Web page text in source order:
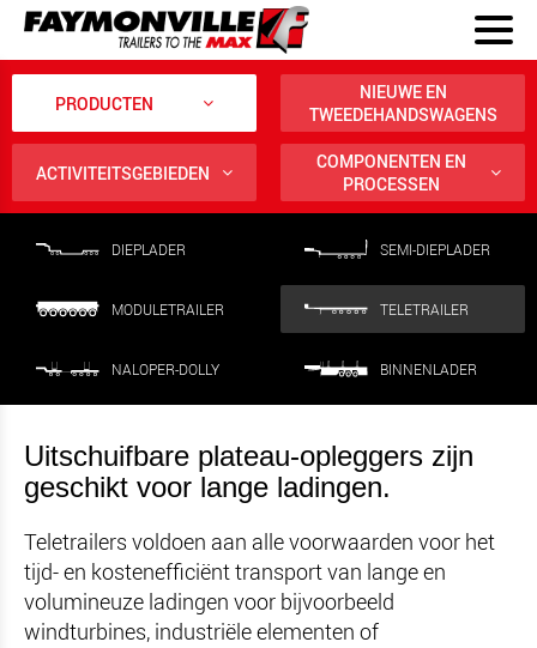
PRODUCTEN
NIEUWE EN
TWEEDEHANDSWAGENS
ACTIVITEITSGEBIEDEN
COMPONENTEN EN
PROCESSEN
DIEPLADER SEMI-DIEPLADER
MODULETRAILER TELETRAILER
NALOPER-DOLLY BINNENLADER
Uitschuifbare plateau-opleggers zijn
geschikt voor lange ladingen.
Teletrailers voldoen aan alle voorwaarden voor het
tijd- en kostenefficiënt transport van lange en
volumineuze ladingen voor bijvoorbeeld
windturbines, industriële elementen of